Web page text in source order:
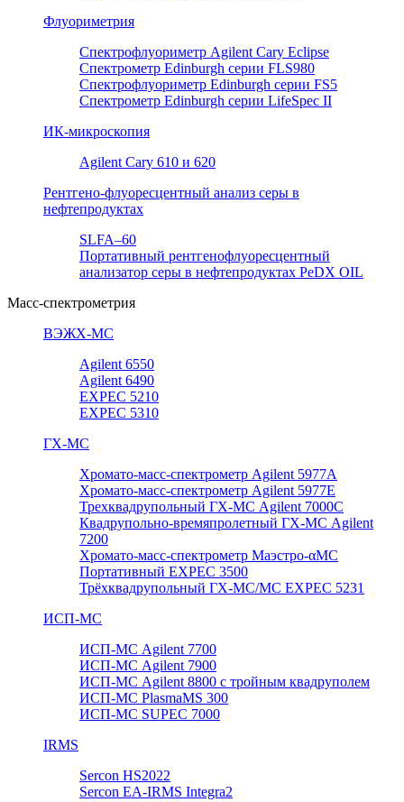
Флуориметрия
Спектрофлуориметр Agilent Cary Eclipse
Спектрометр Edinburgh серии FLS980
Спектрофлуориметр Edinburgh серии FS5
Спектрометр Edinburgh серии LifeSpec II
ИК-микроскопия
Agilent Cary 610 и 620
Рентгено-флуоресцентный анализ серы в
нефтепродуктах
SLFA–60
Портативный рентгенофлуоресцентный
анализатор серы в нефтепродуктах PeDX OIL
Масс-спектрометрия
ВЭЖХ-МС
Agilent 6550
Agilent 6490
EXPEC 5210
EXPEC 5310
ГХ-МС
Хромато-масс-спектрометр Agilent 5977А
Хромато-масс-спектрометр Agilent 5977E
Трехквадрупольный ГХ-МС Agilent 7000C
Квадрупольно-времяпролетный ГХ-МС Agilent
7200
Хромато-масс-спектрометр Маэстро-αМС
Портативный EXPEC 3500
Трёхквадрупольный ГХ-МС/МС EXPEC 5231
ИСП-МС
ИСП-МС Agilent 7700
ИСП-МС Agilent 7900
ИСП-МС Agilent 8800 с тройным квадруполем
ИСП-МС PlasmaMS 300
ИСП-МС SUPEC 7000
IRMS
Sercon HS2022
Sercon EA-IRMS Integra2